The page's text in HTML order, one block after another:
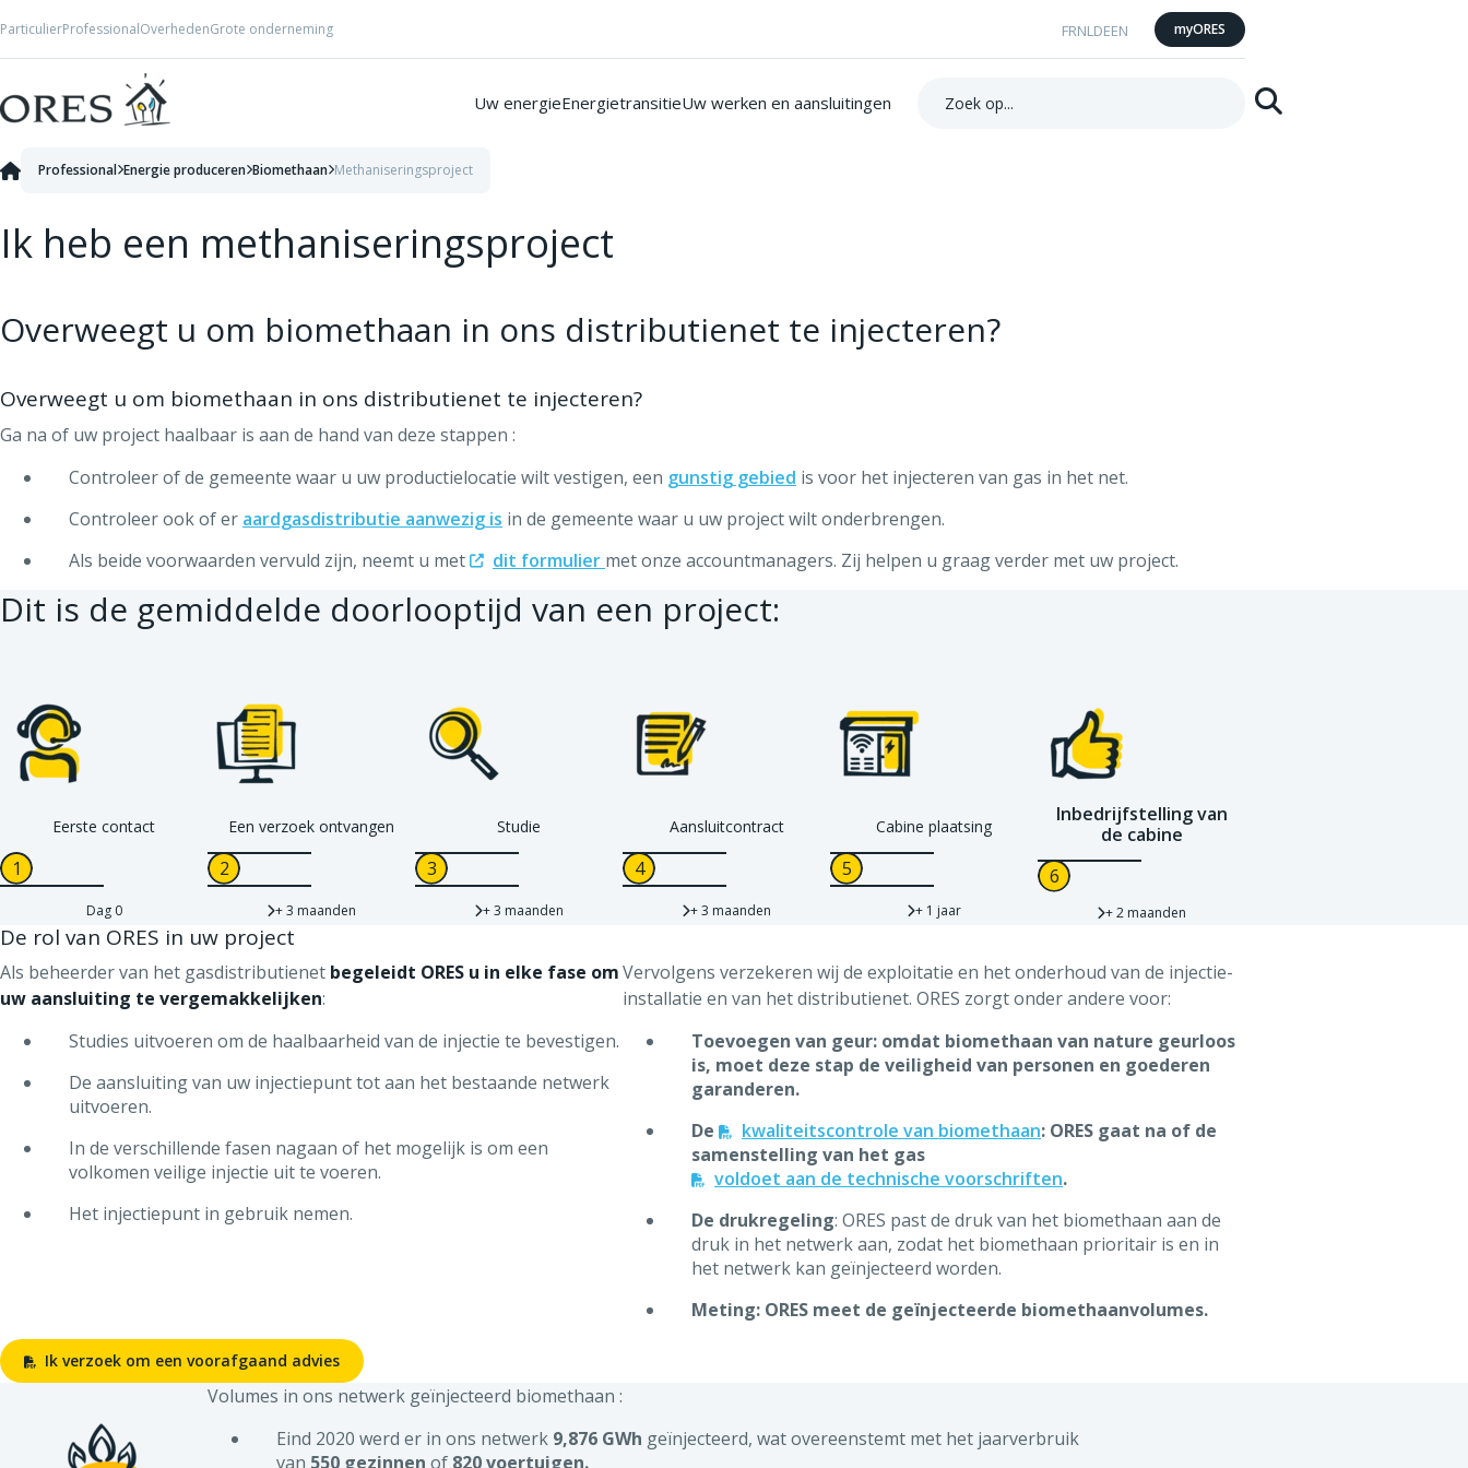
Uw energieEnergietransitieUw werken en aansluitingen Zoeken
ParticulierProfessionalOverhedenGrote onderneming FRNL DEEN myORES
Ik heb een methaniseringsproject
Professional Energie produceren Biomethaan Methaniseringsproject
Overweegt u om biomethaan in ons distributienet te injecteren?
Overweegt u om biomethaan in ons distributienet te injecteren?
Ga na of uw project haalbaar is aan de hand van deze stappen :
Controleer of de gemeente waar u uw productielocatie wilt vestigen, een gunstig gebied is voor het injecteren van gas in het net.
Controleer ook of er aardgasdistributie aanwezig is in de gemeente waar u uw project wilt onderbrengen.
Als beide voorwaarden vervuld zijn, neemt u met
dit formulier met onze accountmanagers. Zij helpen u graag verder met uw project.
Dit is de gemiddelde doorlooptijd van een project:
Eerste contact
Dag 0
Een verzoek ontvangen
+ 3 maanden
Studie
+ 3 maanden
Aansluitcontract
+ 3 maanden
Cabine plaatsing
+ 1 jaar
Inbedrijfstelling van
de cabine
+ 2 maanden
De rol van ORES in uw project
Als beheerder van het gasdistributienet begeleidt ORES u in elke fase om
uw aansluiting te vergemakkelijken:
Studies uitvoeren om de haalbaarheid van de injectie te bevestigen.
De aansluiting van uw injectiepunt tot aan het bestaande netwerk
uitvoeren.
In de verschillende fasen nagaan of het mogelijk is om een
volkomen veilige injectie uit te voeren.
Het injectiepunt in gebruik nemen.
Vervolgens verzekeren wij de exploitatie en het onderhoud van de injectie-
installatie en van het distributienet. ORES zorgt onder andere voor:
Toevoegen van geur: omdat biomethaan van nature geurloos
is, moet deze stap de veiligheid van personen en goederen
garanderen.
De
kwaliteitscontrole van biomethaan: ORES gaat na of de
samenstelling van het gas
voldoet aan de technische voorschriften.
De drukregeling: ORES past de druk van het biomethaan aan de
druk in het netwerk aan, zodat het biomethaan prioritair is en in
het netwerk kan geïnjecteerd worden.
Meting: ORES meet de geïnjecteerde biomethaanvolumes.
Ik verzoek om een voorafgaand advies
Volumes in ons netwerk geïnjecteerd biomethaan :
Eind 2020 werd er in ons netwerk 9,876 GWh geïnjecteerd, wat overeenstemt met het jaarverbruik
van 550 gezinnen of 820 voertuigen.